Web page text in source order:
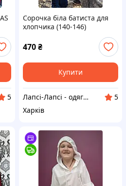
5
Сорочка біла батиста для
хлопчика (140-146)
470₴
Купити
Лапсі-Лапсі - одяг для ляльок Baby Born, Barbie, Paola Reina, Chi Chi Love
5
Харків